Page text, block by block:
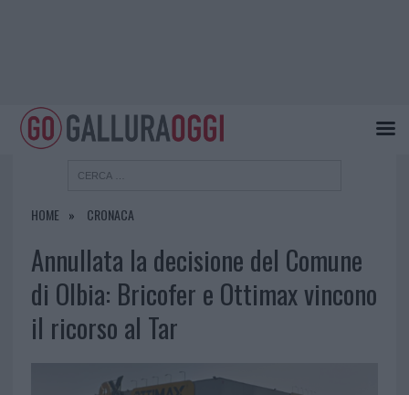
HOME CRONACA
Annullata la decisione del Comune
di Olbia: Bricofer e Ottimax vincono
il ricorso al Tar